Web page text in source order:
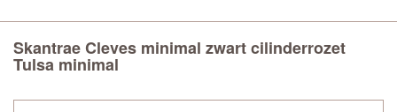
Skantrae Cleves minimal zwart cilinderrozet
Tulsa minimal